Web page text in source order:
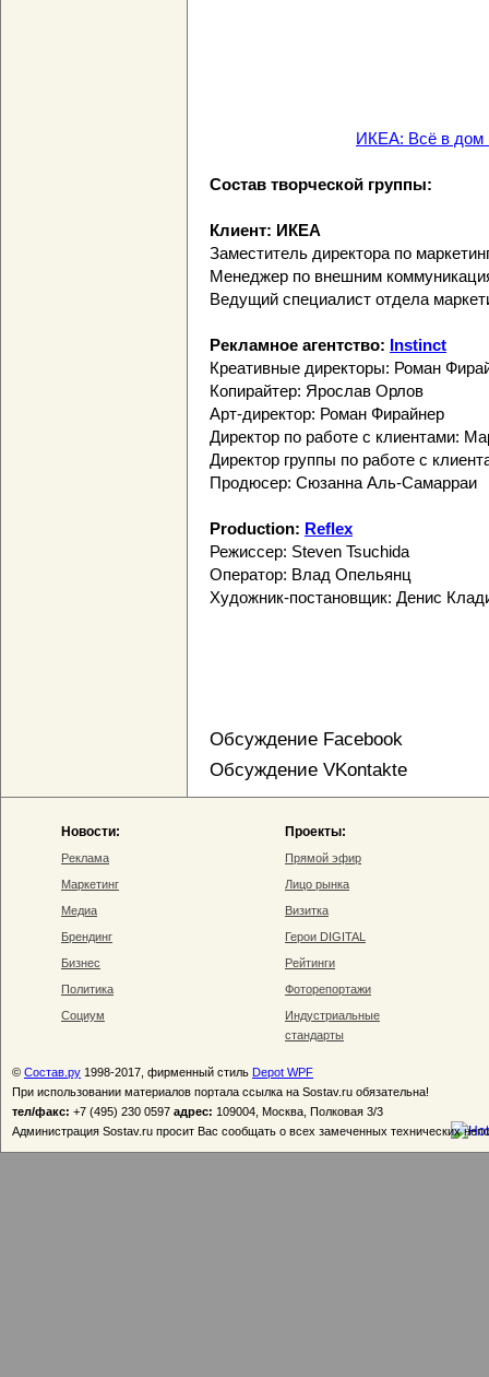
ИКЕА: Всё в дом
Состав творческой группы:
Клиент: ИКЕА
Заместитель директора по
Менеджер по внешним
Ведущий специалист отдела
Рекламное агентство: Instinct
Креативные директоры: Роман
Копирайтер: Ярослав Орлов
Арт-директор: Роман Фирайнер
Директор по работе с клиентами:
Директор группы по работе с
Продюсер: Сюзанна Аль-Самарраи
Production: Reflex
Режиссер: Steven Tsuсhida
Оператор: Влад Опельянц
Художник-постановщик: Денис
Обсуждение Facebook
Обсуждение VKontakte
Новости:
Реклама
Маркетинг
Медиа
Брендинг
Бизнес
Политика
Социум
Проекты:
Прямой эфир
Лицо рынка
Визитка
Герои DIGITAL
Рейтинги
Фоторепортажи
Индустриальные
стандарты
© Состав.ру 1998-2017, фирменный стиль Depot WPF
При использовании материалов портала ссылка на Sostav.ru обязательна!
тел/факс: +7 (495) 230 0597 адрес: 109004, Москва, Полковая 3/3
Администрация Sostav.ru просит Вас сообщать о всех замеченных технических